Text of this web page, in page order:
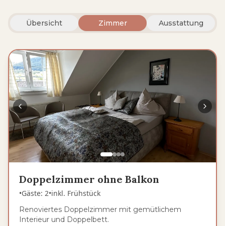
Übersicht Zimmer Ausstattung
Doppelzimmer ohne Balkon
•Gäste: 2•inkl. Frühstück
Renoviertes Doppelzimmer mit gemütlichem
Interieur und Doppelbett.